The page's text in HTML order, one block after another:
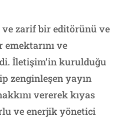
ve zarif bir editörünü ve
ve
İletişim’in kurulduğu
zenginleşen yayın
vererek kıyas
ve enerjik yönetici